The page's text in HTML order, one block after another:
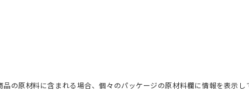
原材料に含まれる場合、個々のパッケージの原材料欄に情報を表示し